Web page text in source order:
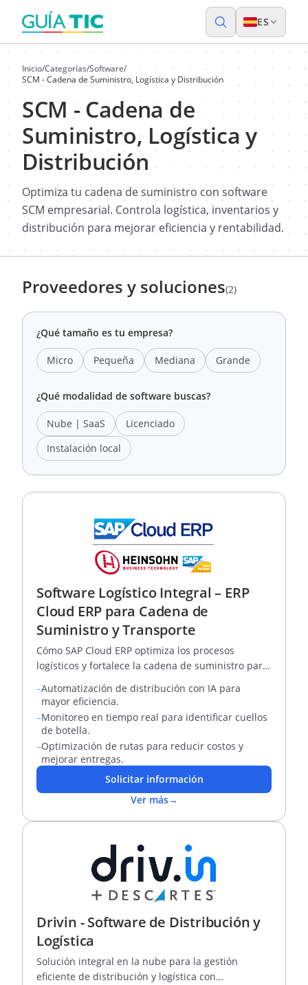
ES
Inicio/Categorías/Software/
SCM - Cadena de Suministro, Logística y Distribución
SCM - Cadena de
Suministro, Logística y
Distribución
Optimiza tu cadena de suministro con software
SCM empresarial. Controla logística, inventarios y
distribución para mejorar eficiencia y rentabilidad.
Proveedores y soluciones(2)
¿Qué tamaño es tu empresa?
Micro Pequeña Mediana Grande
¿Qué modalidad de software buscas?
Nube | SaaS
Licenciado
Instalación local
Software Logístico Integral – ERP
Cloud ERP para Cadena de
Suministro y Transporte
Cómo SAP Cloud ERP optimiza los procesos
logísticos y fortalece la cadena de suministro para
–Automatización de distribución con IA para
mayor eficiencia.
–Monitoreo en tiempo real para identificar cuellos
de botella.
–Optimización de rutas para reducir costos y
mejorar entregas.
Solicitar información
Ver más→
Drivin - Software de Distribución y
Logística
Solución integral en la nube para la gestión
eficiente de distribución y logística con